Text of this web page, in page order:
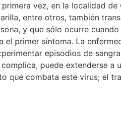
vez, en la localidad
entre otros, también
y que sólo ocurre
primer síntoma. La
episodios de
puede extenderse a
que combata este virus; el